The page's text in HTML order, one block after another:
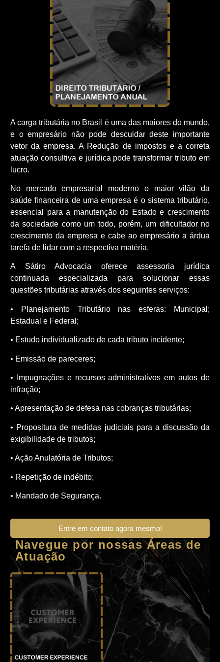
A carga tributária no Brasil é uma das maiores do mundo,
e o empresário não pode descuidar deste importante
vetor da empresa. A Redução de impostos e a correta
atuação consultiva e jurídica pode transformar tributo em
lucro.
No mercado empresarial moderno o maior vilão da
saúde financeira de uma empresa é o sistema tributário,
essencial para a manutenção do Estado e crescimento
da sociedade como um todo, porém, um dificultador no
crescimento da empresa e cabe ao empresário a árdua
tarefa de lidar com a respectiva matéria.
A Sátiro Advocacia oferece assessoria jurídica
continuada especializada para solucionar essas
questões tributárias através dos seguintes serviços:
• Planejamento Tributário nas esferas: Municipal;
Estadual e Federal;
• Estudo individualizado de cada tributo incidente;
• Emissão de pareceres;
• Impugnações e recursos administrativos em autos de
infração;
• Apresentação de defesa nas cobranças tributárias;
• Propositura de medidas judiciais para a discussão da
exigibilidade de tributos;
• Ação Anulatória de Tributos;
• Repetição de indébito;
• Mandado de Segurança.
Entre em contato agora mesmo!
Navegue por nossas Áreas de
Atuação